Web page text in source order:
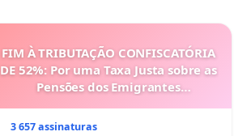
FIM À TRIBUTAÇÃO CONFISCATÓRIA
DE 52%: Por uma Taxa Justa sobre as
Pensões dos Emigrantes
3 657 assinaturas